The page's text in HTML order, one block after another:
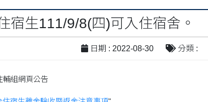
宿生111/9/8(四)可入住宿舍。
日期 : 2022-08-30 分類 :
輔組網頁公告